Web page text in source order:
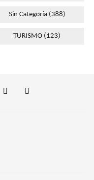
Sin Categoría (388)
TURISMO(123)